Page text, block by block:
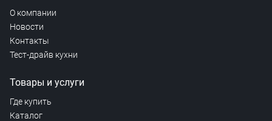
О компании
Новости
Контакты
Тест-драйв кухни
Товары и услуги
Где купить
Каталог